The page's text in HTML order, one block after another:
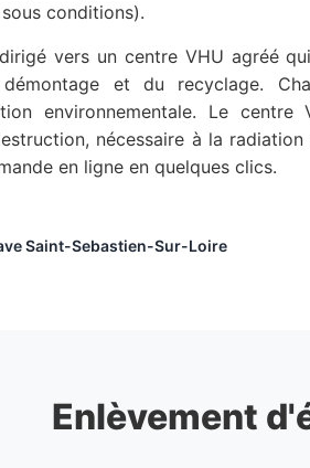
conditions).
vers un centre VHU agréé
et du recyclage.
environnementale. Le centre
nécessaire à la
en ligne en quelques clics.
Saint-Sebastien-Sur-Loire
Enlèvement